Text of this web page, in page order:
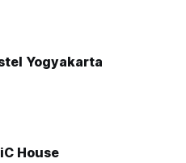
Yogyakarta
House